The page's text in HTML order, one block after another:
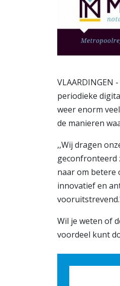
VLAARDINGEN
periodieke
weer enorm
de manieren
,,Wij dragen
geconfronteerd
naar om betere
innovatief en
Wil je weten of
voordeel kunt